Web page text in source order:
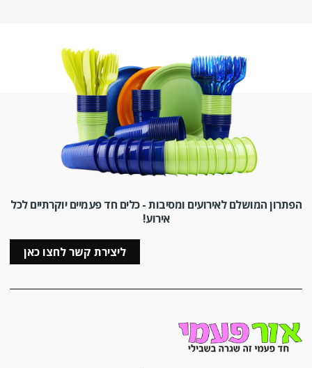
הפתרון המושלם לאירועים ומסיבות - כלים חד פעמיים יוקרתיים לכל
אירוע!
ליצירת קשר לחצו כאן